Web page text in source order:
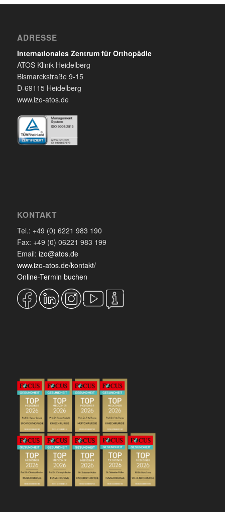
ADRESSE
Internationales Zentrum für Orthopädie
ATOS Klinik Heidelberg
Bismarckstraße 9-15
D-69115 Heidelberg
www.izo-atos.de
KONTAKT
Tel.: +49 (0) 6221 983 190
Fax: +49 (0) 06221 983 199
Email: izo@atos.de
www.izo-atos.de/kontakt/
Online-Termin buchen